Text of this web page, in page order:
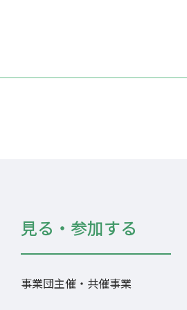
見る・参加する
事業団主催・共催事業